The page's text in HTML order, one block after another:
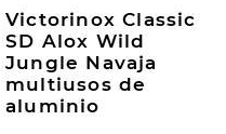
Victorinox Classic
SD Alox Wild
Jungle Navaja
multiusos de
aluminio